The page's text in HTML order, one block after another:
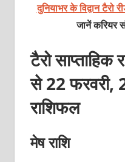
दुनियाभर के विद्वान
जानें करियर
टैरो
से 22 फरवरी,
राशिफल
मेष राशि